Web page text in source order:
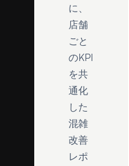
に、
店舗
ごと
のKPI
を共
通化
した
混雑
改善
レポ